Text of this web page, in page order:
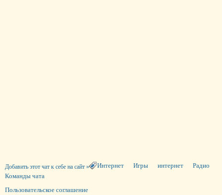
Интернет Игры интернет Радио
Добавить этот чат к себе на сайт »
Команды чата
Пользовательское соглашение